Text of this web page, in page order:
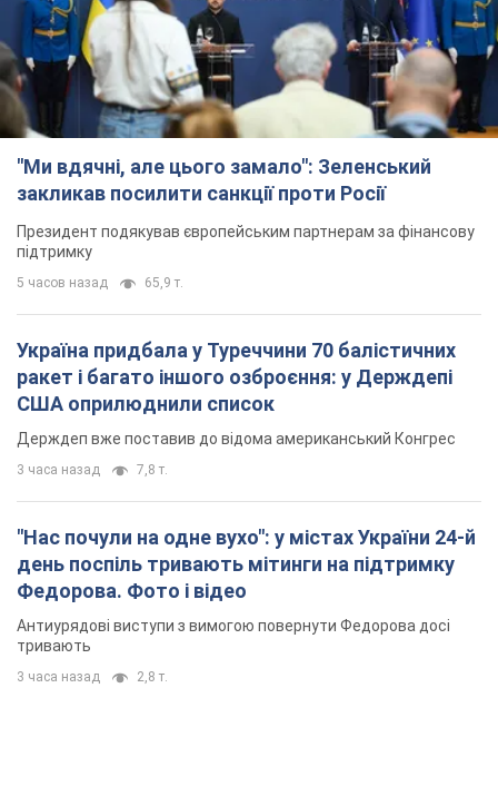
"Ми вдячні, але цього замало": Зеленський
закликав посилити санкції проти Росії
Президент подякував європейським партнерам за фінансову
підтримку
5 часов назад 65,9 т.
Україна придбала у Туреччини 70 балістичних
ракет і багато іншого озброєння: у Держдепі
США оприлюднили список
Держдеп вже поставив до відома американський Конгрес
3 часа назад 7,8 т.
"Нас почули на одне вухо": у містах України 24-й
день поспіль тривають мітинги на підтримку
Федорова. Фото і відео
Антиурядові виступи з вимогою повернути Федорова досі
тривають
3 часа назад 2,8 т.